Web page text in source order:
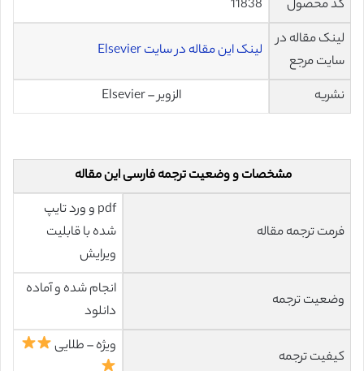
کد محصول
11838
لینک مقاله در
سایت مرجع
لینک این مقاله در سایت Elsevier
نشریه الزویر – Elsevier
مشخصات و وضعیت ترجمه فارسی این مقاله
فرمت ترجمه مقاله
pdf و ورد تایپ
شده با قابلیت
ویرایش
وضعیت ترجمه
انجام شده و آماده
دانلود
کیفیت ترجمه
ویژه – طلایی